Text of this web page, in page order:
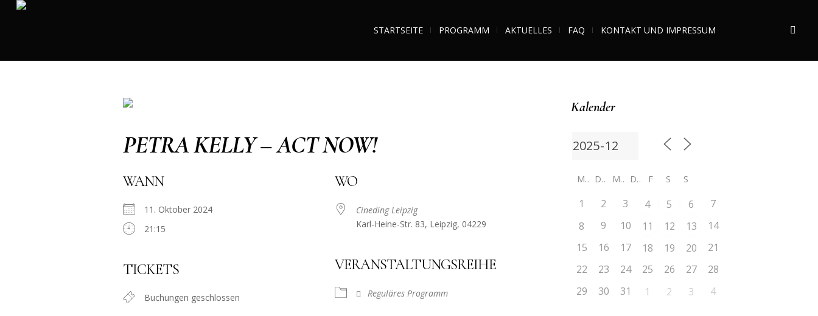
STARTSEITE PROGRAMM AKTUELLES FAQ KONTAKT UND IMPRESSUM
PETRA KELLY – ACT NOW!
WANN
11. Oktober 2024
21:15
TICKETS
Buchungen geschlossen
WO
Cineding Leipzig
Karl-Heine-Str. 83, Leipzig, 04229
VERANSTALTUNGSREIHE
Reguläres Programm
Kalender
M D M D F S S
1 2 3 4 5 6
7
8
9 10 11 12 13
14
15
16 17 18 19 20
21
22
23 24 25 26 27
28
29
30 31 1 2 3 4